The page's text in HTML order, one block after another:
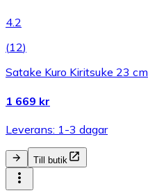
4.2
(12)
Satake Kuro Kiritsuke 23 cm
1 669 kr
Leverans: 1-3 dagar
Till butik